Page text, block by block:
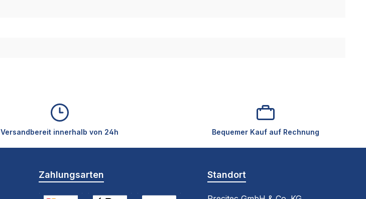
Versandbereit innerhalb von 24h Bequemer Kauf auf Rechnung
Zahlungsarten Standort